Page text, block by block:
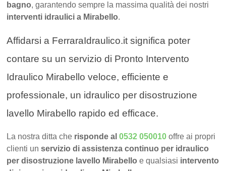
bagno, garantendo sempre la massima qualità dei nostri
interventi idraulici a Mirabello.
Affidarsi a FerraraIdraulico.it significa poter
contare su un servizio di Pronto Intervento
Idraulico Mirabello veloce, efficiente e
professionale, un idraulico per disostruzione
lavello Mirabello rapido ed efficace.
La nostra ditta che risponde al0532 050010 offre ai propri
clienti unservizio di assistenza continuo per idraulico
per disostruzione lavello Mirabello e qualsiasi intervento